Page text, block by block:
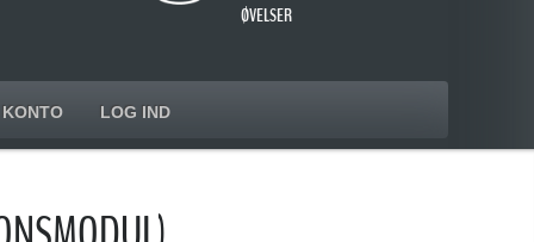
ØVELSER
KONTO LOG IND